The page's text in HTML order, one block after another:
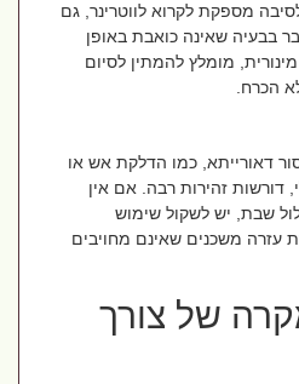
מספקת לקרוא לווטרינר, גם
שאינה כואבת באופן
מומלץ להמתין לסיום
דאורייתא, כמו הדלקת אש או
זהירות רבה. אם אין
שבת, יש לשקול שימוש
משכנים שאינם מחויבים
של צורך